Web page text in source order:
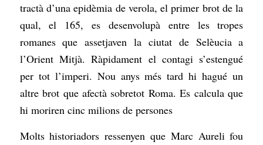
tractà d’una epidèmia de verola, el primer brot de la
qual, el 165, es desenvolupà entre les tropes
romanes que assetjaven la ciutat de Selèucia a
l’Orient Mitjà. Ràpidament el contagi s’estengué
per tot l’imperi. Nou anys més tard hi hagué un
altre brot que afectà sobretot Roma. Es calcula que
hi moriren cinc milions de persones
Molts historiadors ressenyen que Marc Aureli fou